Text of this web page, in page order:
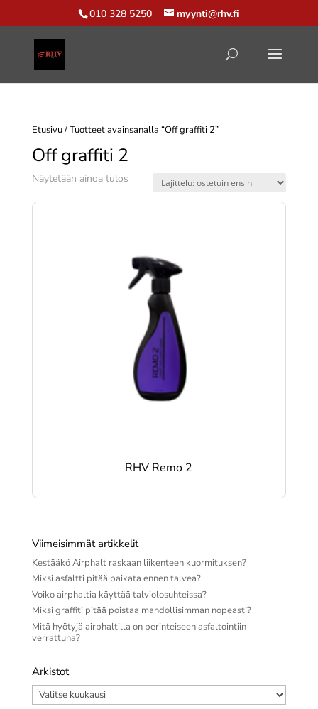
010 328 5250 myynti@rhv.fi
Etusivu/ Tuotteet avainsanalla “Off graffiti 2”
Off graffiti 2
Näytetään ainoa tulos
RHV Remo 2
Viimeisimmät artikkelit
Kestääkö Airphalt raskaan liikenteen kuormituksen?
Miksi asfaltti pitää paikata ennen talvea?
Voiko airphaltia käyttää talviolosuhteissa?
Miksi graffiti pitää poistaa mahdollisimman nopeasti?
Mitä hyötyjä airphaltilla on perinteiseen asfaltointiin
verrattuna?
Arkistot
Arkistot